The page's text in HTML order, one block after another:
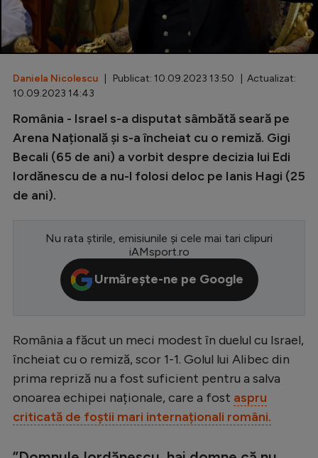
Special
Diverse
Inedit
Clasamente
Champions League
Europa League
CM 2026
Premier League
LaLiga
Bundesliga
Ligue 1
Campionate
Starurile fotbalului
Daniela Nicolescu | Publicat: 10.09.2023 13:50 | Actualizat:
10.09.2023 14:43
România - Israel s-a disputat sâmbătă seară pe
Arena Națională și s-a încheiat cu o remiză. Gigi
Becali (65 de ani) a vorbit despre decizia lui Edi
Iordănescu de a nu-l folosi deloc pe Ianis Hagi (25
de ani).
Nu rata știrile, emisiunile și cele mai tari clipuri
iAMsport.ro
Urmărește-ne pe Google
România a făcut un meci modest în duelul cu Israel,
încheiat cu o remiză, scor 1-1. Golul lui Alibec din
prima repriză nu a fost suficient pentru a salva
onoarea echipei naționale, care a fost aspru
criticată de foștii mari internaționali români.